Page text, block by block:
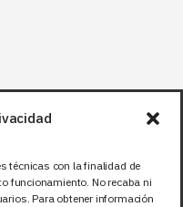
técnicas con la finalidad de
funcionamiento. No recaba ni
Para obtener información